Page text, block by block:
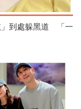
」到處躲黑道 「一